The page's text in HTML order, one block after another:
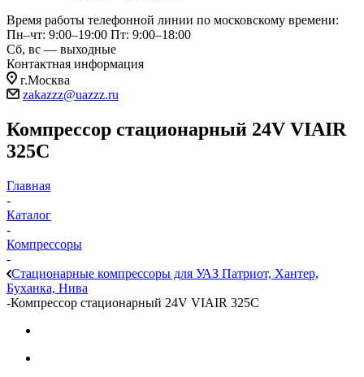
Время работы телефонной линии по московскому времени:
Пн–чт: 9:00–19:00 Пт: 9:00–18:00
Сб, вс — выходные
Контактная информация
г.Москва
zakazzz@uazzz.ru
Компрессор стационарный 24V VIAIR
325C
Главная
-
Каталог
-
Компрессоры
-
Стационарные компрессоры для УАЗ Патриот, Хантер,
Буханка, Нива
-Компрессор стационарный 24V VIAIR 325C